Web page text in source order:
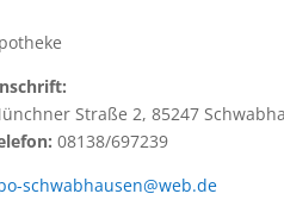
Straße 2, 85247
08138/697239
schwabhausen@web.de